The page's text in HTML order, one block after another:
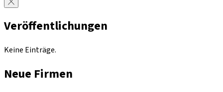
Veröffentlichungen
Keine Einträge.
Neue Firmen